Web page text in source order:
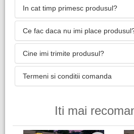
In cat timp primesc produsul?
Ce fac daca nu imi place
Cine imi trimite produsul?
Termeni si conditii comanda
Iti mai